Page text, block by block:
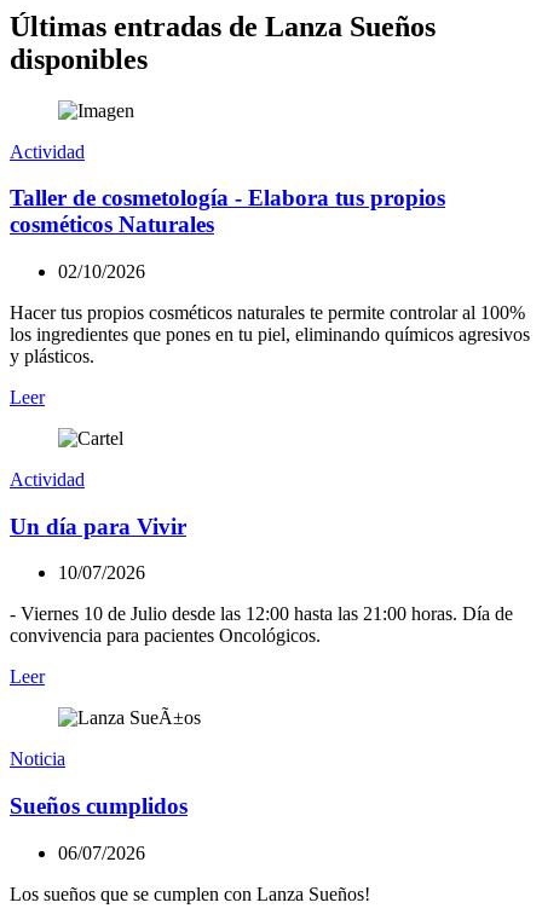
Últimas entradas de Lanza Sueños
disponibles
Actividad
Taller de cosmetología - Elabora tus propios
cosméticos Naturales
02/10/2026
Hacer tus propios cosméticos naturales te permite controlar al 100%
los ingredientes que pones en tu piel, eliminando químicos agresivos
y plásticos.
Leer
Actividad
Un día para Vivir
10/07/2026
- Viernes 10 de Julio desde las 12:00 hasta las 21:00 horas. Día de
convivencia para pacientes Oncológicos.
Leer
Noticia
Sueños cumplidos
06/07/2026
Los sueños que se cumplen con Lanza Sueños!